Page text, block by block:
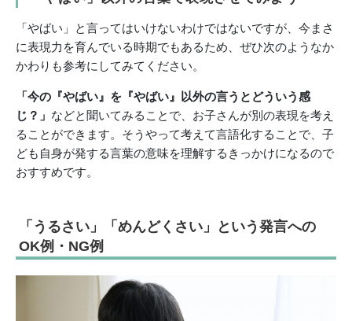
「やばい」と言ってはいけないわけではないですが、今まさ
に表現力を育んでいる時期でもあるため、ぜひ次のようなか
かわりも参考にしてみてください。
「今の『やばい』を『やばい』以外の言うとどういう感
じ？」 などと聞いてみることで、お子さんが別の表現を考え
ることができます。そうやって考えて言語化することで、子
ども自身が発する言葉の意味を理解するきっかけになるので
おすすめです。
「うるさい」「めんどくさい」という発言への
OK例・NG例